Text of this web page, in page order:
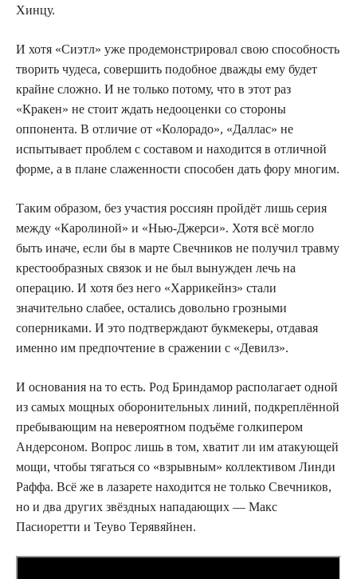
Хинцу.
И хотя «Сиэтл» уже продемонстрировал свою способность
творить чудеса, совершить подобное дважды ему будет
крайне сложно. И не только потому, что в этот раз
«Кракен» не стоит ждать недооценки со стороны
оппонента. В отличие от «Колорадо», «Даллас» не
испытывает проблем с составом и находится в отличной
форме, а в плане слаженности способен дать фору многим.
Таким образом, без участия россиян пройдёт лишь серия
между «Каролиной» и «Нью-Джерси». Хотя всё могло
быть иначе, если бы в марте Свечников не получил травму
крестообразных связок и не был вынужден лечь на
операцию. И хотя без него «Харрикейнз» стали
значительно слабее, остались довольно грозными
соперниками. И это подтверждают букмекеры, отдавая
именно им предпочтение в сражении с «Девилз».
И основания на то есть. Род Бриндамор располагает одной
из самых мощных оборонительных линий, подкреплённой
пребывающим на невероятном подъёме голкипером
Андерсоном. Вопрос лишь в том, хватит ли им атакующей
мощи, чтобы тягаться со «взрывным» коллективом Линди
Раффа. Всё же в лазарете находится не только Свечников,
но и два других звёздных нападающих — Макс
Пасиоретти и Теуво Терявяйнен.